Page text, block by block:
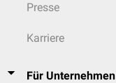
Presse
Karriere
Für Unternehmen